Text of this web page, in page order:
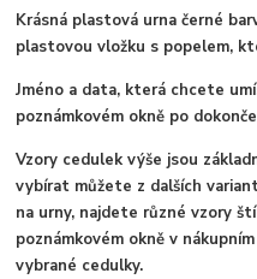
Krásná plastová urna černé
plastovou vložku s popelem,
Jméno a data, která chcete
poznámkovém okně po
Vzory cedulek výše jsou
vybírat můžete z dalších
na urny, najdete různé vzory
poznámkovém okně v
vybrané cedulky.